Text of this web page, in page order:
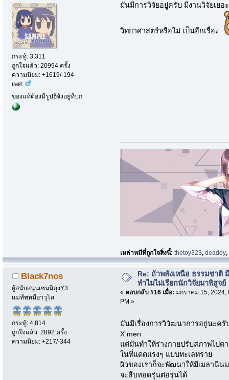
กระทู้: 3,311
ถูกใจแล้ว: 20994 ครั้ง
ความนิยม: +1619/-194
เพศ:
ของแท้ต้องมีรูปฮีจังอยู่ที่ปก
มันมีการวิจัยอยู่ครับ มีงานวิจัยเย
วิทยาศาสตร์หรือไม่ เป็นอีกเรื่อง
เหล่าหมีที่ถูกใจสิ่งนี้:thetoy323,deaddy,
Black7nos
ผู้สนับสนุนเซนนิคุงY3
แม่ทัพหมีอาวุโส
กระทู้: 4,814
ถูกใจแล้ว: 2892 ครั้ง
ความนิยม: +217/-344
Re: ถ้าพลังเหนือ ธรรมชาติ
ทำไมไม่เรียกนักวิจัยมาพิสูจย์
« ตอบกลับ #16 เมื่อ: มกราคม 15, 2024,
PM »
มันมีเรื่องการวิวัฒนาการอยู่นะค
X men
แต่มันทำให้ร่างกายปรับสภาพไปต
ในที่แดดแรงๆ แบบทะเลทราย
ผิวของเราก็จะพัฒนาให้มีเมลานีน
จะสืบทอดรุ่นต่อรุ่นได้